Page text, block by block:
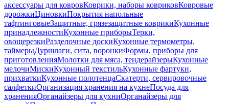
аксессуары для ковровКоврики, наборы ковриковКовровые
дорожкиЦиновкиПокрытия напольные
тафтинговыеЗащитные, грязезащитные коврикиКухонные
принадлежностиКухонные приборыТерки,
овощерезкиРазделочные доскиКухонные термометры,
таймерыДуршлаги, сита, воронкиФормы, приборы для
приготовленияМолотки для мяса, тендерайзерыКухонные
мелочиМискиКухонный текстильКухонные фартуки,
прихваткиКухонные полотенцаСкатерти, сервировочные
салфеткиОрганизация хранения на кухнеПосуда для
храненияОрганайзеры для кухниОрганайзеры для